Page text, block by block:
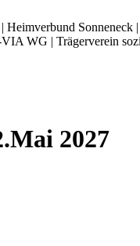
WG | Trägerverein
2027